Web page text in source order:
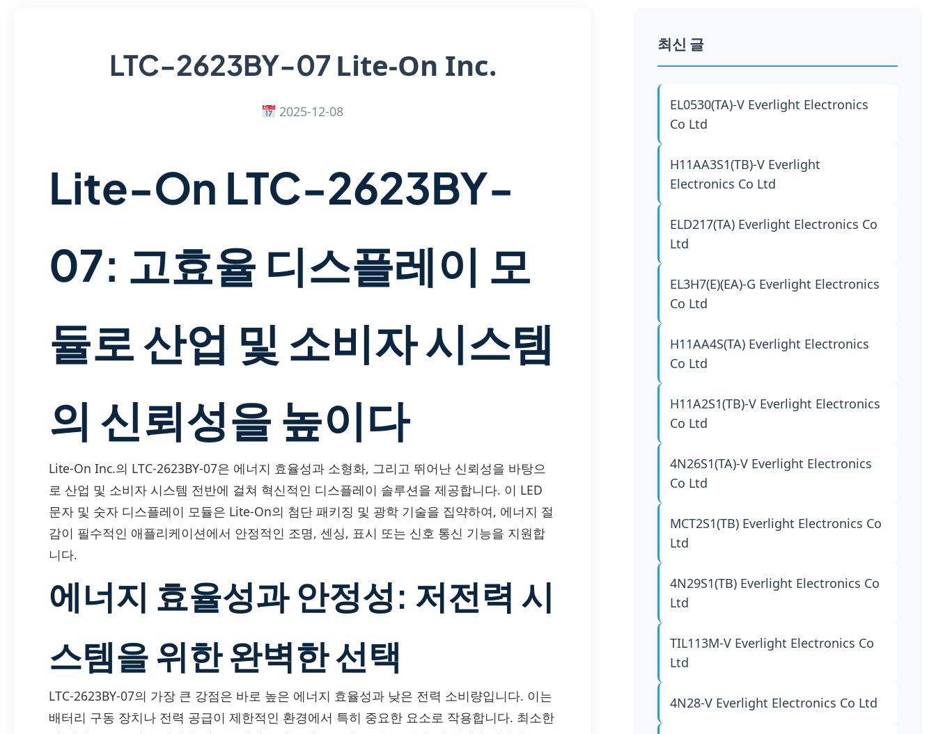
LTC-2623BY-07 Lite-On Inc.
2025-12-08
Lite-On LTC-2623BY-
07: 고효율 디스플레이 모
듈로 산업 및 소비자 시스템
의 신뢰성을 높이다
Lite-On Inc.의 LTC-2623BY-07은 에너지 효율성과 소형화, 그리고 뛰어난 신뢰성을 바탕으
로 산업 및 소비자 시스템 전반에 걸쳐 혁신적인 디스플레이 솔루션을 제공합니다. 이 LED
문자 및 숫자 디스플레이 모듈은 Lite-On의 첨단 패키징 및 광학 기술을 집약하여, 에너지 절
감이 필수적인 애플리케이션에서 안정적인 조명, 센싱, 표시 또는 신호 통신 기능을 지원합
니다.
에너지 효율성과 안정성: 저전력 시
스템을 위한 완벽한 선택
LTC-2623BY-07의 가장 큰 강점은 바로 높은 에너지 효율성과 낮은 전력 소비량입니다. 이는
배터리 구동 장치나 전력 공급이 제한적인 환경에서 특히 중요한 요소로 작용합니다. 최소한
최신 글
EL0530(TA)-V Everlight Electronics
Co Ltd
H11AA3S1(TB)-V Everlight
Electronics Co Ltd
ELD217(TA) Everlight Electronics Co
Ltd
EL3H7(E)(EA)-G Everlight Electronics
Co Ltd
H11AA4S(TA) Everlight Electronics
Co Ltd
H11A2S1(TB)-V Everlight Electronics
Co Ltd
4N26S1(TA)-V Everlight Electronics
Co Ltd
MCT2S1(TB) Everlight Electronics Co
Ltd
4N29S1(TB) Everlight Electronics Co
Ltd
TIL113M-V Everlight Electronics Co
Ltd
4N28-V Everlight Electronics Co Ltd